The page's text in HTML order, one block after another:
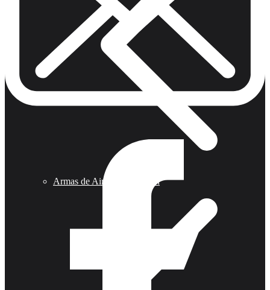
Armas de Aire Competicion